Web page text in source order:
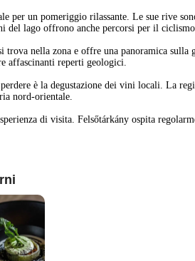
per un pomeriggio rilassante. Le sue rive
del lago offrono anche percorsi per il
trova nella zona e offre una panoramica
affascinanti reperti geologici.
è la degustazione dei vini locali. La
nord-orientale.
di visita. Felsőtárkány ospita